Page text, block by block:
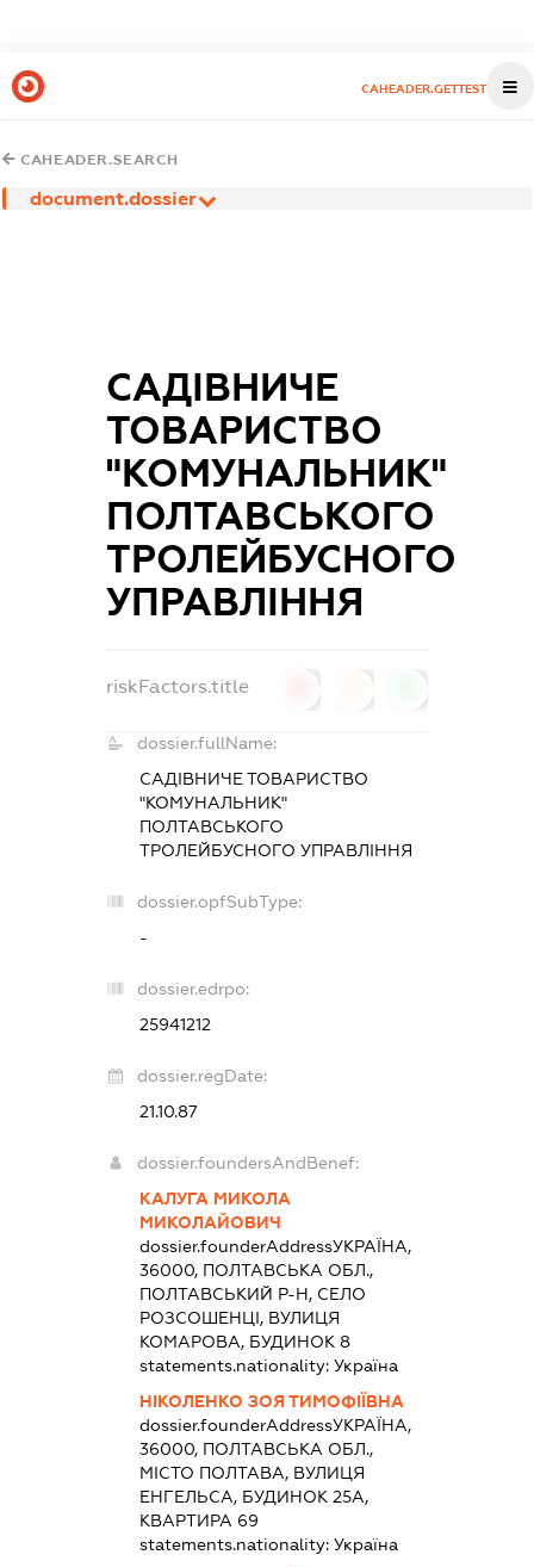
CAHEADER.GETTEST
CAHEADER.SEARCH
document.dossier
САДІВНИЧЕ
ТОВАРИСТВО
"КОМУНАЛЬНИК"
ПОЛТАВСЬКОГО
ТРОЛЕЙБУСНОГО
УПРАВЛІННЯ
riskFactors.title
dossier.fullName:
САДІВНИЧЕ ТОВАРИСТВО
"КОМУНАЛЬНИК"
ПОЛТАВСЬКОГО
ТРОЛЕЙБУСНОГО УПРАВЛІННЯ
dossier.opfSubType:
-
dossier.edrpo:
25941212
dossier.regDate:
21.10.87
dossier.foundersAndBenef:
КАЛУГА МИКОЛА
МИКОЛАЙОВИЧ
dossier.founderAddressУКРАЇНА,
36000, ПОЛТАВСЬКА ОБЛ.,
ПОЛТАВСЬКИЙ Р-Н, СЕЛО
РОЗСОШЕНЦІ, ВУЛИЦЯ
КОМАРОВА, БУДИНОК 8
statements.nationality:Україна
НІКОЛЕНКО ЗОЯ ТИМОФІЇВНА
dossier.founderAddressУКРАЇНА,
36000, ПОЛТАВСЬКА ОБЛ.,
МІСТО ПОЛТАВА, ВУЛИЦЯ
ЕНГЕЛЬСА, БУДИНОК 25А,
КВАРТИРА 69
statements.nationality:Україна